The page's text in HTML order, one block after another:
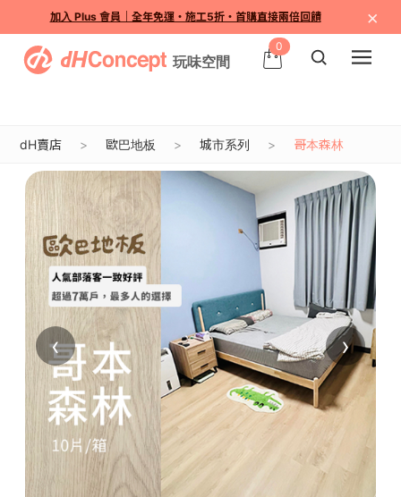
加入 Plus 會員｜全年免運・施工5折・首購直接兩倍回饋 ×
0
dH賣店 歐巴地板 城市系列 哥本森林
‹ ›